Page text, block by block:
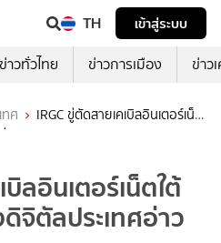
TH
เข้าสู่ระบบ
ข่าวทั่วไทย ข่าวการเมือง ข่าว
ทศ
IRGC ขู่ตัดสายเคเบิลอินเตอร์เน็ต
ลอินเตอร์เน็ตใต้
จิตัลประเทศอ่าว